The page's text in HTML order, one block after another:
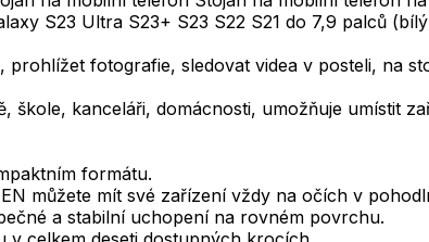
S23 Ultra S23+ S23 S22 S21 do 7,9 palců
fotografie, sledovat videa v posteli, na
kanceláři, domácnosti, umožňuje umístit
formátu.
můžete mít své zařízení vždy na očích v
a stabilní uchopení na rovném povrchu.